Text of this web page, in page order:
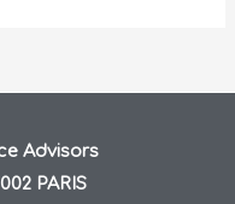
Advisors
PARIS